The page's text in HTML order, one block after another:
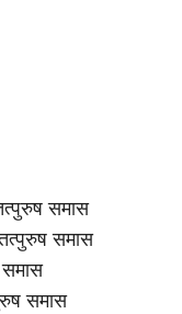
समास
तत्पुरुष समास
समास